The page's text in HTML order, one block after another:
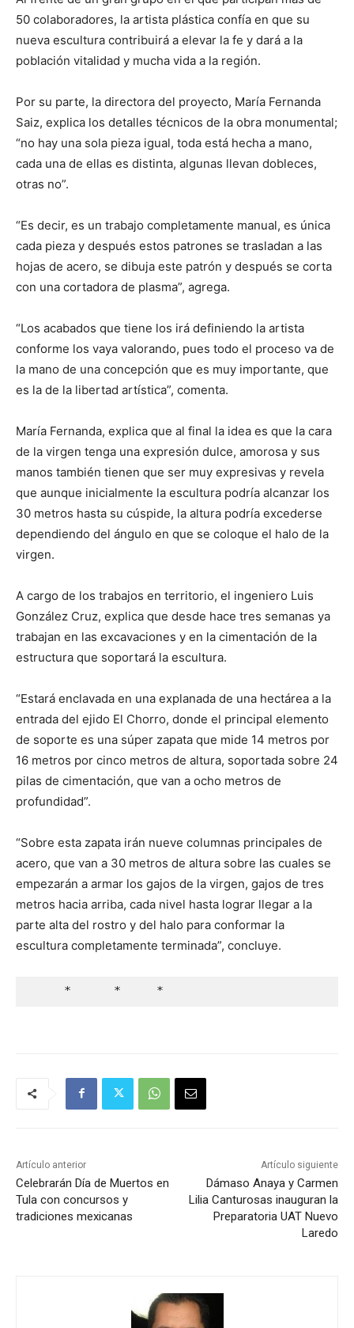
50 colaboradores, la artista plástica confía en que su
nueva escultura contribuirá a elevar la fe y dará a la
población vitalidad y mucha vida a la región.
Por su parte, la directora del proyecto, María Fernanda
Saiz, explica los detalles técnicos de la obra monumental;
“no hay una sola pieza igual, toda está hecha a mano,
cada una de ellas es distinta, algunas llevan dobleces,
otras no”.
“Es decir, es un trabajo completamente manual, es única
cada pieza y después estos patrones se trasladan a las
hojas de acero, se dibuja este patrón y después se corta
con una cortadora de plasma”, agrega.
“Los acabados que tiene los irá definiendo la artista
conforme los vaya valorando, pues todo el proceso va de
la mano de una concepción que es muy importante, que
es la de la libertad artística”, comenta.
María Fernanda, explica que al final la idea es que la cara
de la virgen tenga una expresión dulce, amorosa y sus
manos también tienen que ser muy expresivas y revela
que aunque inicialmente la escultura podría alcanzar los
30 metros hasta su cúspide, la altura podría excederse
dependiendo del ángulo en que se coloque el halo de la
virgen.
A cargo de los trabajos en territorio, el ingeniero Luis
González Cruz, explica que desde hace tres semanas ya
trabajan en las excavaciones y en la cimentación de la
estructura que soportará la escultura.
“Estará enclavada en una explanada de una hectárea a la
entrada del ejido El Chorro, donde el principal elemento
de soporte es una súper zapata que mide 14 metros por
16 metros por cinco metros de altura, soportada sobre 24
pilas de cimentación, que van a ocho metros de
profundidad”.
“Sobre esta zapata irán nueve columnas principales de
acero, que van a 30 metros de altura sobre las cuales se
empezarán a armar los gajos de la virgen, gajos de tres
metros hacia arriba, cada nivel hasta lograr llegar a la
parte alta del rostro y del halo para conformar la
escultura completamente terminada”, concluye.
     *      *     *
Artículo anterior
Celebrarán Día de Muertos en
Tula con concursos y
tradiciones mexicanas
Artículo siguiente
Dámaso Anaya y Carmen
Lilia Canturosas inauguran la
Preparatoria UAT Nuevo
Laredo